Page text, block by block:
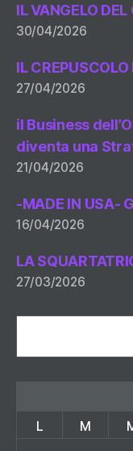
IL VANGELO
30/04/2026
IL
27/04/2026
il Business
diventa una
21/04/2026
-MADE IN USA-
16/04/2026
LA
27/03/2026
L
M